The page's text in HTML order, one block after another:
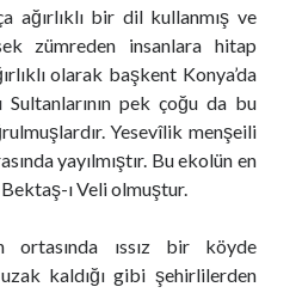
ağırlıklı bir dil kullanmış ve
zümreden insanlara hitap
olarak başkent Konya’da
pek çoğu da bu
Yesevîlik menşeili
yayılmıştır. Bu ekolün en
Bektaş-ı Veli olmuştur.
ortasında ıssız bir köyde
kaldığı gibi şehirlilerden